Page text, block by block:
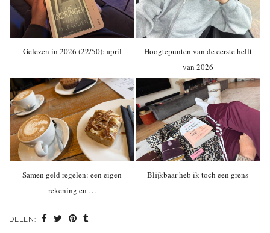
Gelezen in 2026 (22/50): april
Hoogtepunten van de eerste helft
van 2026
Samen geld regelen: een eigen
rekening en …
Blijkbaar heb ik toch een grens
DELEN: